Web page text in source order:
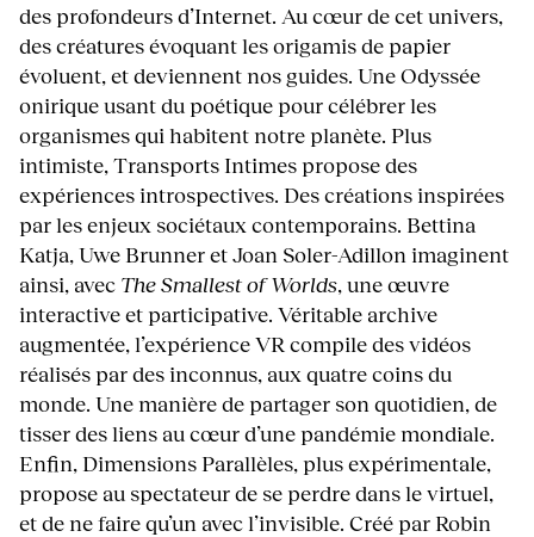
des profondeurs d’Internet. Au cœur de cet univers,
des créatures évoquant les origamis de papier
évoluent, et deviennent nos guides. Une Odyssée
onirique usant du poétique pour célébrer les
organismes qui habitent notre planète. Plus
intimiste, Transports Intimes propose des
expériences introspectives. Des créations inspirées
par les enjeux sociétaux contemporains. Bettina
Katja, Uwe Brunner et Joan Soler-Adillon imaginent
ainsi, avec The Smallest of Worlds, une œuvre
interactive et participative. Véritable archive
augmentée, l’expérience VR compile des vidéos
réalisés par des inconnus, aux quatre coins du
monde. Une manière de partager son quotidien, de
tisser des liens au cœur d’une pandémie mondiale.
Enfin, Dimensions Parallèles, plus expérimentale,
propose au spectateur de se perdre dans le virtuel,
et de ne faire qu’un avec l’invisible. Créé par Robin